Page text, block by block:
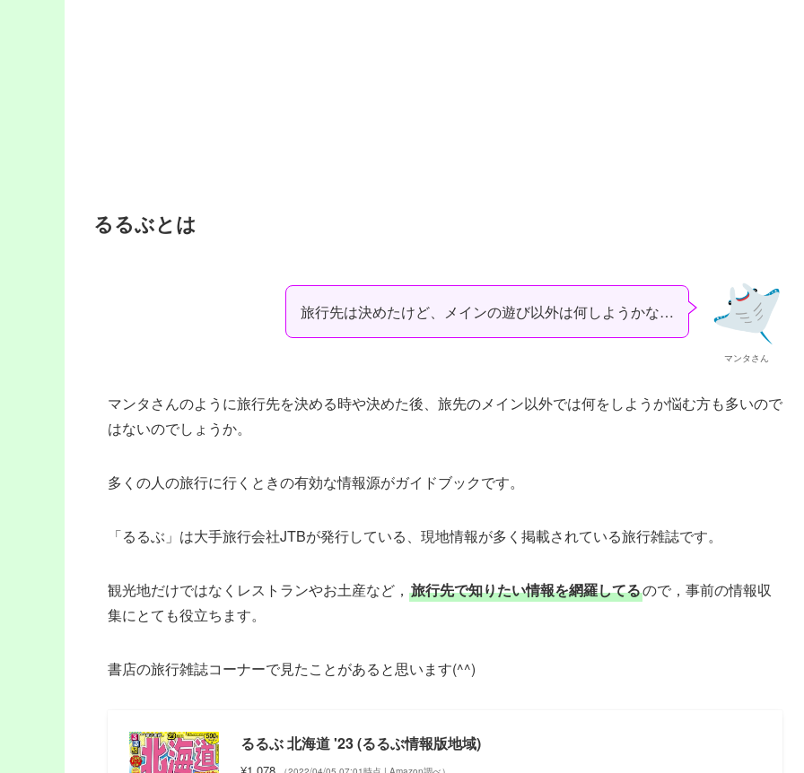
るるぶとは
マンタさん
旅行先は決めたけど、メインの遊び以外は何しようかな…
マンタさんのように旅行先を決める時や決めた後、旅先のメイン以外では何をしようか悩む方も多いので
はないのでしょうか。
多くの人の旅行に行くときの有効な情報源がガイドブックです。
「るるぶ」は大手旅行会社JTBが発行している、現地情報が多く掲載されている旅行雑誌です。
観光地だけではなくレストランやお土産など， 旅行先で知りたい情報を網羅してるので，事前の情報収
集にとても役立ちます。
書店の旅行雑誌コーナーで見たことがあると思います(^^)
るるぶ 北海道 '23 (るるぶ情報版地域)